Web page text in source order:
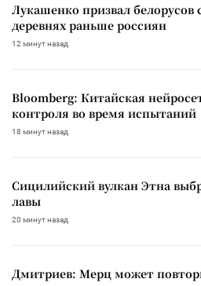
Лукашенко призвал белорусов
деревнях раньше россиян
12 минут назад
Bloomberg: Китайская
контроля во время испытаний
18 минут назад
Сицилийский вулкан Этна
лавы
20 минут назад
Дмитриев: Мерц может